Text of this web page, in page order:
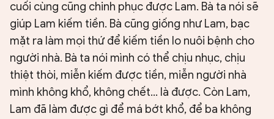
cuối cùng cũng chinh phục được Lam. Bà ta nói sẽ
giúp Lam kiếm tiền. Bà cũng giống như Lam, bạc
mặt ra làm mọi thứ để kiếm tiền lo nuôi bệnh cho
người nhà. Bà ta nói mình có thể chịu nhục, chịu
thiệt thòi, miễn kiếm được tiền, miễn người nhà
mình không khổ, không chết... là được. Còn Lam,
Lam đã làm được gì để má bớt khổ, để ba không